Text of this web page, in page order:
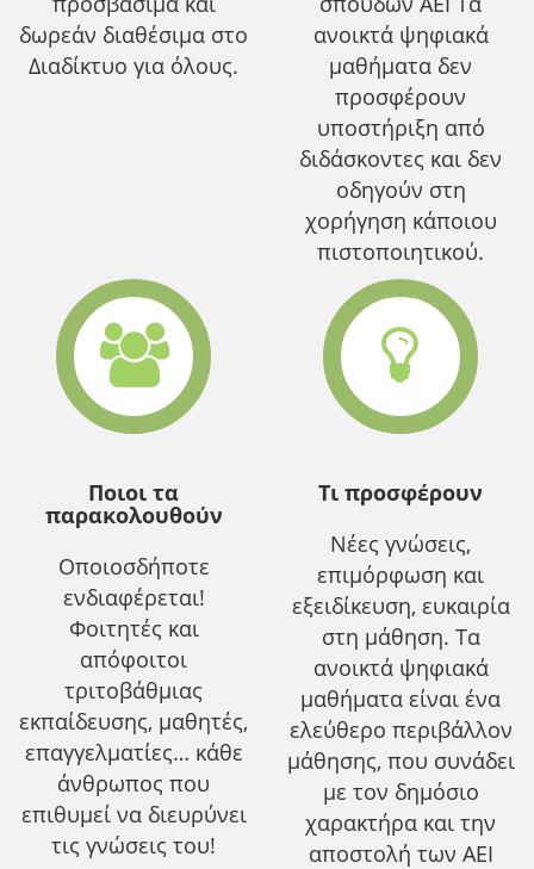
δωρεάν διαθέσιμα στο
Διαδίκτυο για όλους.
ανοικτά ψηφιακά
μαθήματα δεν
προσφέρουν
υποστήριξη από
διδάσκοντες και δεν
οδηγούν στη
χορήγηση κάποιου
πιστοποιητικού.
Ποιοι τα
παρακολουθούν
Οποιοσδήποτε
ενδιαφέρεται!
Φοιτητές και
απόφοιτοι
τριτοβάθμιας
εκπαίδευσης, μαθητές,
επαγγελματίες… κάθε
άνθρωπος που
επιθυμεί να διευρύνει
τις γνώσεις του!
Τι προσφέρουν
Νέες γνώσεις,
επιμόρφωση και
εξειδίκευση, ευκαιρία
στη μάθηση. Τα
ανοικτά ψηφιακά
μαθήματα είναι ένα
ελεύθερο περιβάλλον
μάθησης, που συνάδει
με τον δημόσιο
χαρακτήρα και την
αποστολή των ΑΕΙ